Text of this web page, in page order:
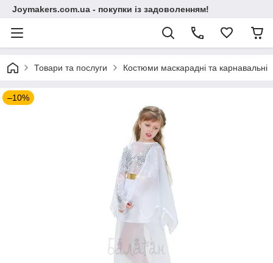
Joymakers.com.ua - покупки із задоволенням!
Товари та послуги Костюми маскарадні та карнавальні
–10%